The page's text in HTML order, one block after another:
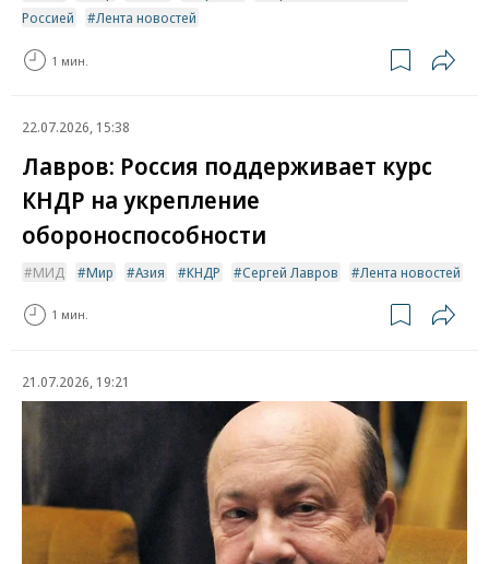
Россией
Лента новостей
1 мин.
22.07.2026, 15:38
Лавров: Россия поддерживает курс
КНДР на укрепление
обороноспособности
МИД Мир Азия КНДР Сергей Лавров Лента новостей
1 мин.
21.07.2026, 19:21